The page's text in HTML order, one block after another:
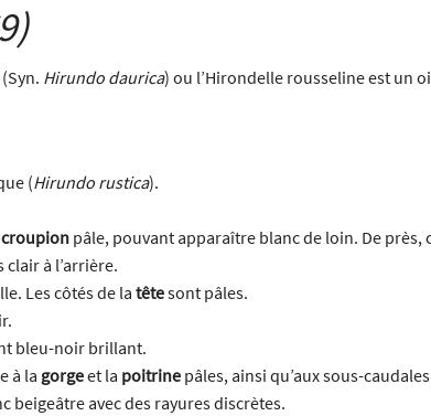
(Syn. Hirundo daurica) ou l’Hirondelle rousseline est un
(Hirundo rustica).
croupion pâle, pouvant apparaître blanc de loin. De près,
clair à l’arrière.
Les côtés de latêtesont pâles.
bleu-noir brillant.
à la gorgeet la poitrine pâles, ainsi qu’aux sous-
beigeâtre avec des rayures discrètes.